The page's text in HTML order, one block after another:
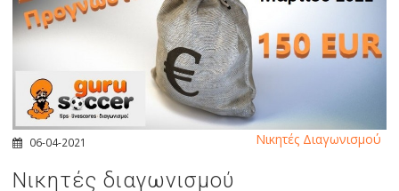
06-04-2021
Νικητές διαγωνισμού
Νικητές Διαγωνισμού